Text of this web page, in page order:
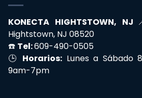
KONECTA HIGHTSTOWN, NJ
Hightstown, NJ 08520
☎️ Tel:609-490-0505
🕒 Horarios: Lunes a Sábado
9am-7pm